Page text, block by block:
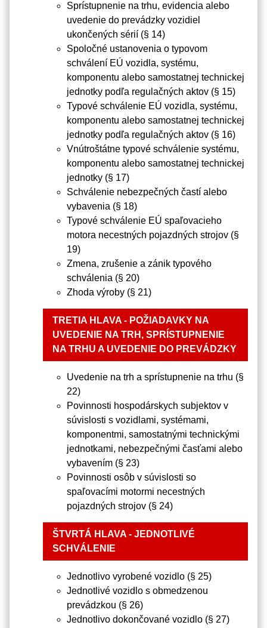
Sprístupnenie na trhu, evidencia alebo
uvedenie do prevádzky vozidiel
ukončených sérií (§ 14)
Spoločné ustanovenia o typovom
schválení EÚ vozidla, systému,
komponentu alebo samostatnej technickej
jednotky podľa regulačných aktov (§ 15)
Typové schválenie EÚ vozidla, systému,
komponentu alebo samostatnej technickej
jednotky podľa regulačných aktov (§ 16)
Vnútroštátne typové schválenie systému,
komponentu alebo samostatnej technickej
jednotky (§ 17)
Schválenie nebezpečných častí alebo
vybavenia (§ 18)
Typové schválenie EÚ spaľovacieho
motora necestných pojazdných strojov (§
19)
Zmena, zrušenie a zánik typového
schválenia (§ 20)
Zhoda výroby (§ 21)
TRETIA HLAVA - POŽIADAVKY NA
UVEDENIE NA TRH, SPRÍSTUPNENIE
NA TRHU A UVEDENIE DO PREVÁDZKY
Uvedenie na trh a sprístupnenie na trhu (§
22)
Povinnosti hospodárskych subjektov v
súvislosti s vozidlami, systémami,
komponentmi, samostatnými technickými
jednotkami, nebezpečnými časťami alebo
vybavením (§ 23)
Povinnosti osôb v súvislosti so
spaľovacími motormi necestných
pojazdných strojov (§ 24)
ŠTVRTÁ HLAVA - JEDNOTLIVÉ
SCHVÁLENIE
Jednotlivo vyrobené vozidlo (§ 25)
Jednotlivé vozidlo s obmedzenou
prevádzkou (§ 26)
Jednotlivo dokončované vozidlo (§ 27)